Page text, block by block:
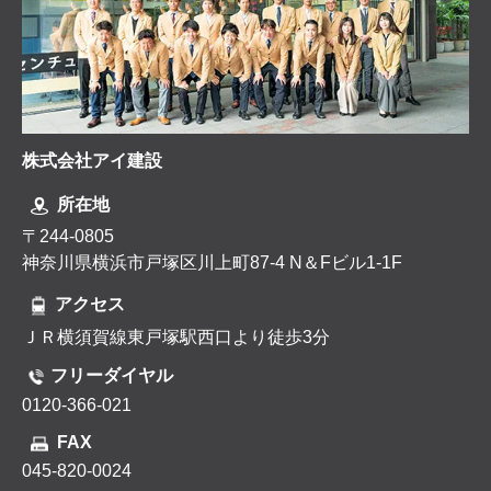
株式会社アイ建設
所在地
〒244-0805
神奈川県横浜市戸塚区川上町87-4 N＆Fビル1-1F
アクセス
ＪＲ横須賀線東戸塚駅西口より徒歩3分
フリーダイヤル
0120-366-021
FAX
045-820-0024